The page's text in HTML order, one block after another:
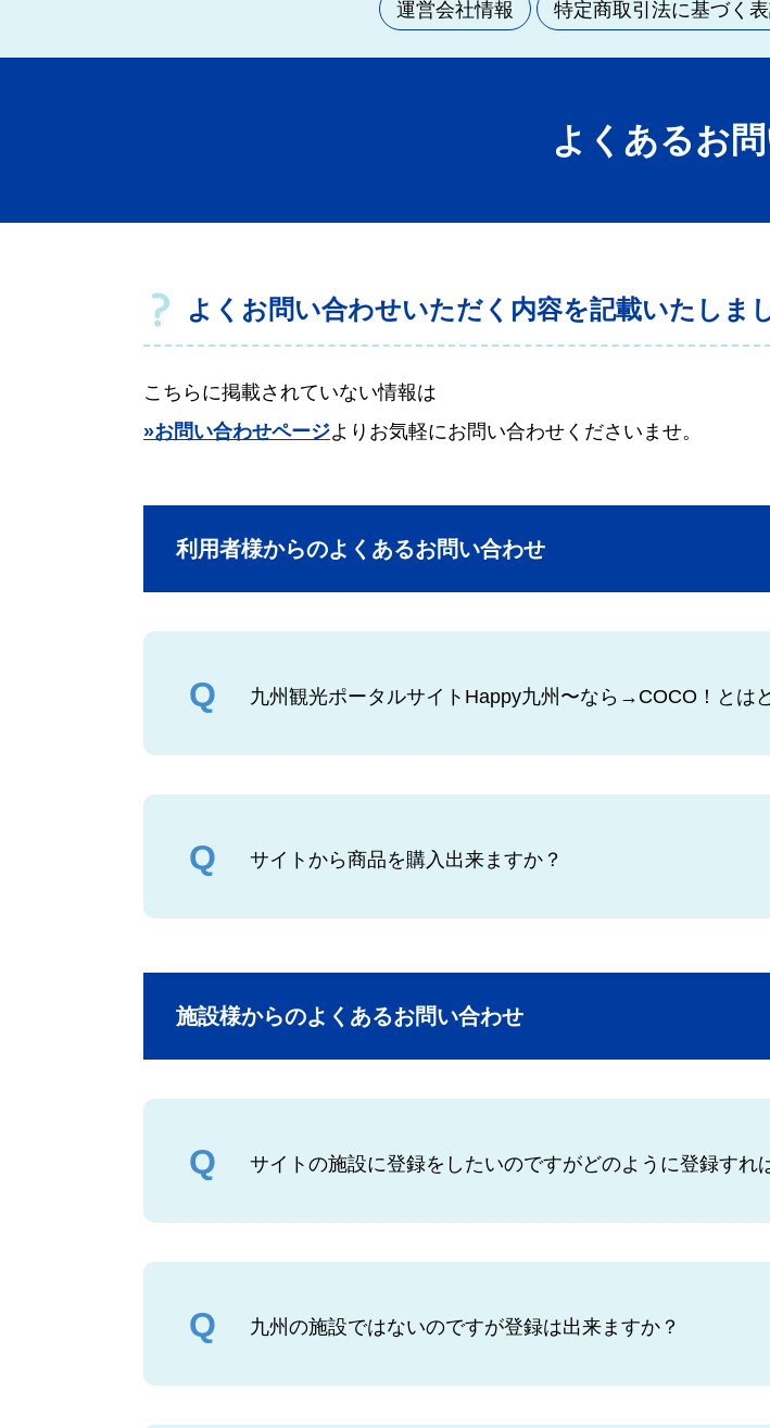
運営会社情報 特定商取引法に基づく
よくあるお
よくお問い合わせいただく 内容を記載いたしま
こちらに掲載されていない情報は
»お問い合わせページよりお気軽にお問い合わせくださいませ。
利用者様からのよくあるお問い合わせ
九州観光ポータルサイトHappy九州〜なら→COCO！とは
サイトから商品を購入出来ますか？
施設様からのよくあるお問い合わせ
サイトの施設に登録をしたいのですがどのように登録すれ
九州の施設ではないのですが登録は出来ますか？